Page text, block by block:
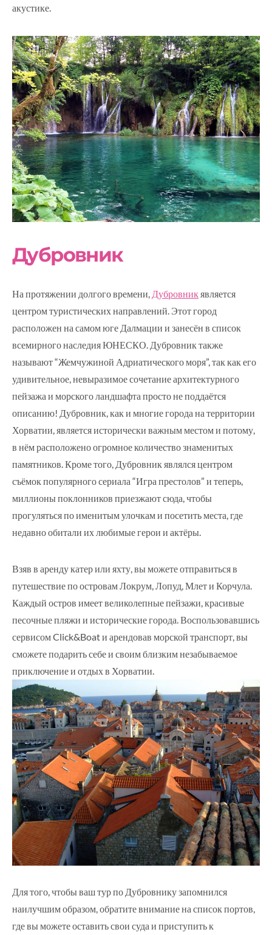
акустике.
Дубровник
На протяжении долгого времени, Дубровникявляется
центром туристических направлений. Этот город
расположен на самом юге Далмации и занесён в список
всемирного наследия ЮНЕСКО. Дубровник также
называют “Жемчужиной Адриатического моря”, так как его
удивительное, невыразимое сочетание архитектурного
пейзажа и морского ландшафта просто не поддаётся
описанию! Дубровник, как и многие города на территории
Хорватии, является исторически важным местом и потому,
в нём расположено огромное количество знаменитых
памятников. Кроме того, Дубровник являлся центром
съёмок популярного сериала “Игра престолов” и теперь,
миллионы поклонников приезжают сюда, чтобы
прогуляться по именитым улочкам и посетить места, где
недавно обитали их любимые герои и актёры.
Взяв в аренду катер или яхту, вы можете отправиться в
путешествие по островам Локрум, Лопуд, Млет и Корчула.
Каждый остров имеет великолепные пейзажи, красивые
песочные пляжи и исторические города. Воспользовавшись
сервисом Click&Boat и арендовав морской транспорт, вы
сможете подарить себе и своим близким незабываемое
приключение и отдых в Хорватии.
Для того, чтобы ваш тур по Дубровнику запомнился
наилучшим образом, обратите внимание на список портов,
где вы можете оставить свои суда и приступить к